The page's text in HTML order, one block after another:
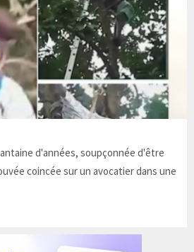
d'années, soupçonnée d'être
coincée sur un avocatier dans une